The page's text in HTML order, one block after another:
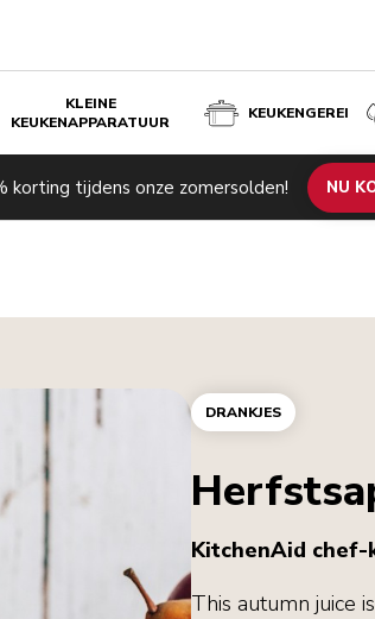
KLEINE
KEUKENAPPARATUUR
KEUKENGEREI
korting tijdens onze zomersolden! NU
DRANKJES
KitchenAid chef-
This autumn juice